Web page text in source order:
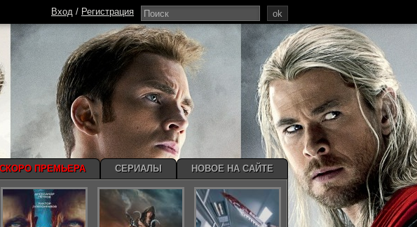
ok
Вход / Регистрация
СКОРО ПРЕМЬЕРА СЕРИАЛЫ НОВОЕ НА САЙТЕ